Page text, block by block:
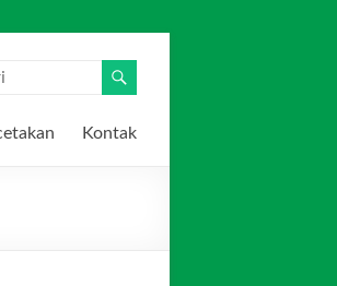
Kontak